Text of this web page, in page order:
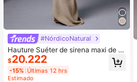
#NórdicoNatural
Hauture Suéter de sirena maxi de p
unto básico simple y sexy de tiro m
edio con efecto jaspeado
$20.222
-15% Últimas 12 hrs
Estimado